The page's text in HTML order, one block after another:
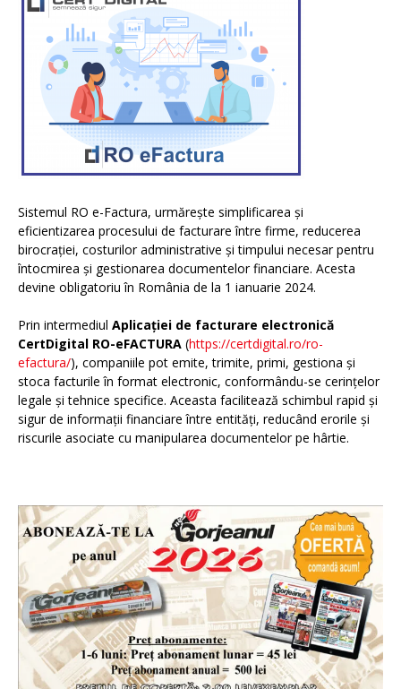
Sistemul RO e-Factura, urmărește simplificarea și
eficientizarea procesului de facturare între firme, reducerea
birocrației, costurilor administrative și timpului necesar pentru
întocmirea și gestionarea documentelor financiare. Acesta
devine obligatoriu în România de la 1 ianuarie 2024.
Prin intermediul Aplicației de facturare electronică
CertDigital RO-eFACTURA (https://certdigital.ro/ro-
efactura/), companiile pot emite, trimite, primi, gestiona și
stoca facturile în format electronic, conformându-se cerințelor
legale și tehnice specifice. Aceasta facilitează schimbul rapid și
sigur de informații financiare între entități, reducând erorile și
riscurile asociate cu manipularea documentelor pe hârtie.